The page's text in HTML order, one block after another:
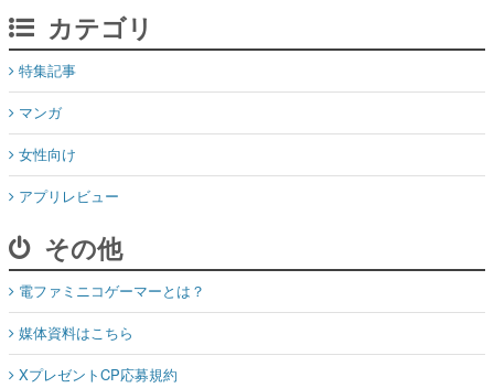
カテゴリ
特集記事
マンガ
女性向け
アプリレビュー
その他
電ファミニコゲーマーとは？
媒体資料はこちら
XプレゼントCP応募規約